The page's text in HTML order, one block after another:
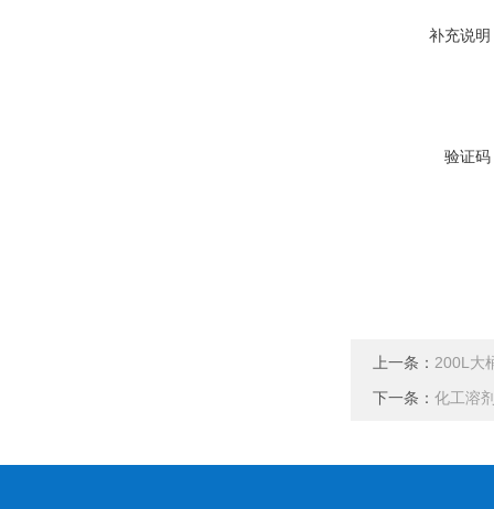
补充说明
验证码
上一条： 200L大
下一条： 化工溶